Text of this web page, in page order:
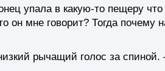
упала в какую-то пещеру
он мне говорит? Тогда почему
рычащий голос за спиной.